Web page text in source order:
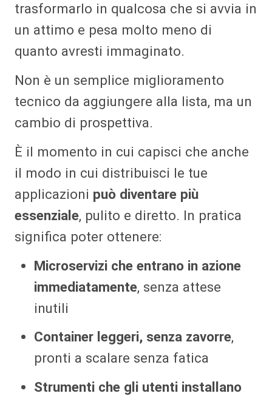
trasformarlo in qualcosa che si avvia in
un attimo e pesa molto meno di
quanto avresti immaginato.
Non è un semplice miglioramento
tecnico da aggiungere alla lista, ma un
cambio di prospettiva.
È il momento in cui capisci che anche
il modo in cui distribuisci le tue
applicazioni può diventare più
essenziale, pulito e diretto. In pratica
significa poter ottenere:
Microservizi che entrano in azione
immediatamente, senza attese
inutili
Container leggeri, senza zavorre,
pronti a scalare senza fatica
Strumenti che gli utenti installano